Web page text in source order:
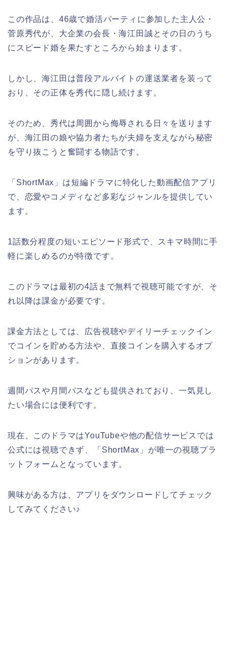
この作品は、46歳で婚活パーティに参加した主人公・
菅原秀代が、大企業の会長・海江田誠とその日のうち
にスピード婚を果たすところから始まります。
しかし、海江田は普段アルバイトの運送業者を装って
おり、その正体を秀代に隠し続けます。
そのため、秀代は周囲から侮辱される日々を送ります
が、海江田の娘や協力者たちが夫婦を支えながら秘密
を守り抜こうと奮闘する物語です。
「ShortMax」は短編ドラマに特化した動画配信アプリ
で、恋愛やコメディなど多彩なジャンルを提供してい
ます。
1話数分程度の短いエピソード形式で、スキマ時間に手
軽に楽しめるのが特徴です。
このドラマは最初の4話まで無料で視聴可能ですが、そ
れ以降は課金が必要です。
課金方法としては、広告視聴やデイリーチェックイン
でコインを貯める方法や、直接コインを購入するオプ
ションがあります。
週間パスや月間パスなども提供されており、一気見し
たい場合には便利です。
現在、このドラマはYouTubeや他の配信サービスでは
公式には視聴できず、「ShortMax」が唯一の視聴プラ
ットフォームとなっています。
興味がある方は、アプリをダウンロードしてチェック
してみてください♪